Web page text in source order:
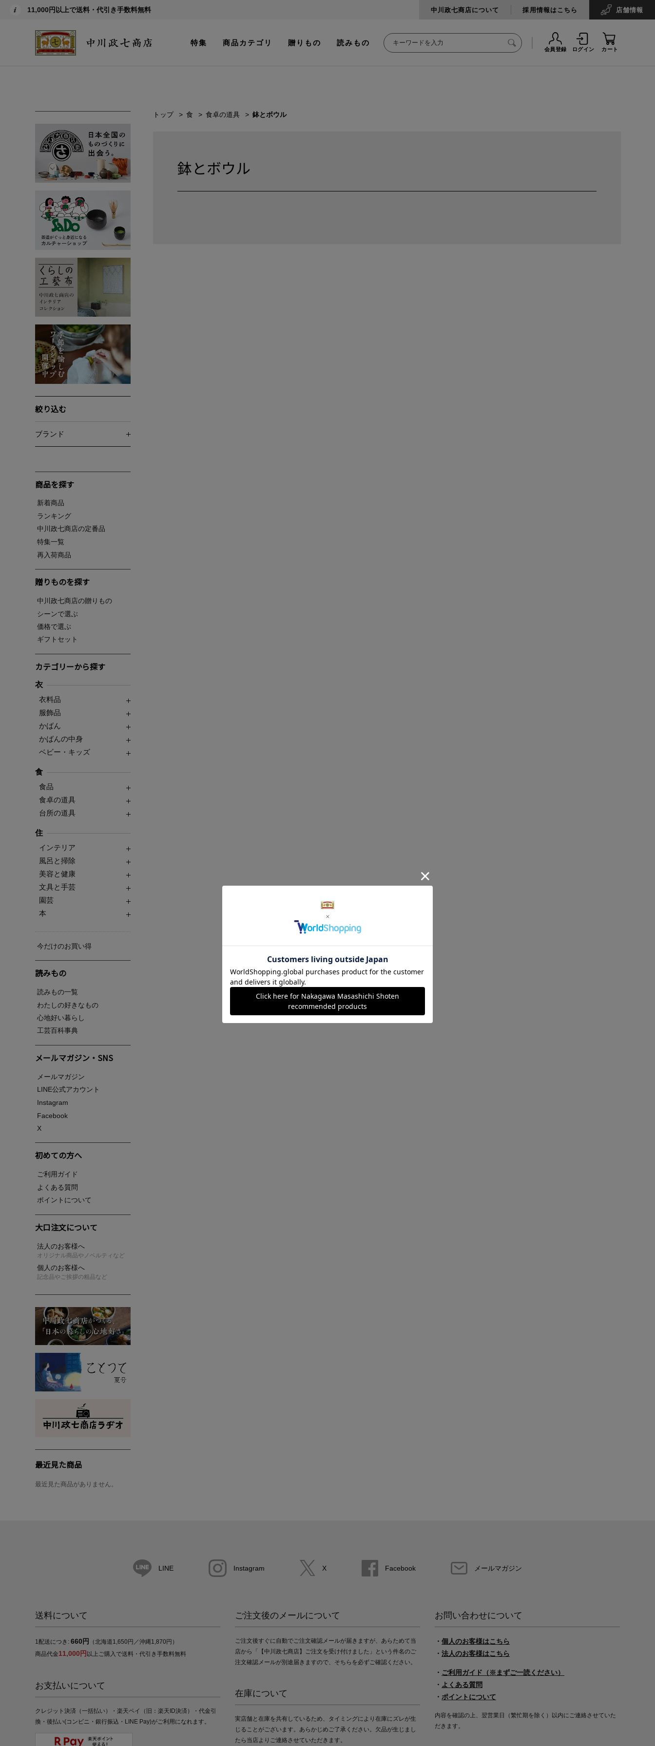
11,000円以上で送料・代引き手数料無料 中川政七商店について 採用情報はこちら 店舗情報
特集 商品カテゴリ 贈りもの 読みもの
会員登録 ログイン カート
絞り込む
ブランド
商品を探す
新着商品
ランキング
中川政七商店の定番品
特集一覧
再入荷商品
贈りものを探す
中川政七商店の贈りもの
シーンで選ぶ
価格で選ぶ
ギフトセット
カテゴリーから探す
衣
衣料品
服飾品
かばん
かばんの中身
ベビー・キッズ
食
食品
食卓の道具
台所の道具
住
インテリア
風呂と掃除
美容と健康
文具と手芸
園芸
本
今だけのお買い得
読みもの
読みもの一覧
わたしの好きなもの
心地好い暮らし
工芸百科事典
メールマガジン・SNS
メールマガジン
LINE公式アカウント
Instagram
Facebook
X
初めての方へ
ご利用ガイド
よくある質問
ポイントについて
大口注文について
法人のお客様へ
オリジナル商品やノベルティなど
個人のお客様へ
記念品やご挨拶の粗品など
最近見た商品
最近見た商品がありません。
トップ 食 食卓の道具 鉢とボウル
鉢とボウル
LINE Instagram X Facebook メールマガジン
送料について
1配送につき: 660円
（北海道1,650円／沖縄1,870円）
商品代金11,000円 以上ご購入で送料・代引き手数料無料
お支払いについて
クレジット決済（一括払い）・楽天ペイ（旧：楽天ID決済）・代金引
換・後払い(コンビニ・銀行振込・LINE Pay)がご利用になれます。
ご注文後のメールについて
ご注文後すぐに自動でご注文確認メールが届きますが、あらためて当
店から「【中川政七商店】ご注文を受け付けました」という件名のご
注文確認メールが別途届きますので、そちらを必ずご確認ください。
在庫について
実店舗と在庫を共有しているため、タイミングにより在庫にズレが生
じることがございます。あらかじめご了承ください。欠品が生じまし
たら当店よりご連絡させていただきます。
お問い合わせについて
・ 個人のお客様はこちら
・ 法人のお客様はこちら
・ ご利用ガイド（※まずご一読ください）
・ よくある質問
・ ポイントについて
内容を確認の上、翌営業日（繁忙期を除く）以内にご連絡させていた
だきます。